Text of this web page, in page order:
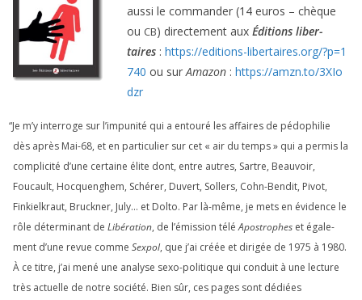
aus­si le com­man­der (14 euros – chèque
ou CB) direc­te­ment aux Éditions liber­
taires : https://​edi​tions​-liber​taires​.org/​?​p​=​1
740 ou surAmazon : https://​amzn​.to/​3​X​I​o​
dzr
“Je m’y inter­roge sur l’impunité qui a entou­ré les affaires de pédo­phi­lie
dès après Mai-68, et en par­ti­cu­lier sur cet « air du temps » qui a per­mis la
com­pli­ci­té d’une cer­taine élite dont, entre autres, Sartre, Beauvoir,
Foucault, Hocquenghem, Schérer, Duvert, Sollers, Cohn-Bendit, Pivot,
Finkielkraut, Bruckner, July… et Dolto. Par là-même, je mets en évi­dence le
rôle déter­mi­nant de Libération, de l’émission téléApostrophes et éga­le­
ment d’une revue comme Sexpol, que j’ai créée et diri­gée de 1975 à 1980.
À ce titre, j’ai mené une ana­lyse sexo-poli­tique qui conduit à une lec­ture
très actuelle de notre socié­té. Bien sûr, ces pages sont dédiées